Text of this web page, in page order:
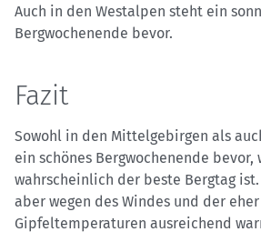
Auch in den Westalpen steht ein
Bergwochenende bevor.
Fazit
Sowohl in den Mittelgebirgen als
ein schönes Bergwochenende bevor,
wahrscheinlich der beste Bergtag
aber wegen des Windes und der
Gipfeltemperaturen ausreichend